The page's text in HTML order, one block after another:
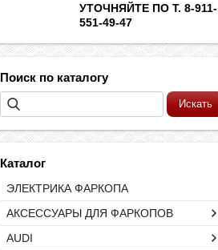
УТОЧНЯЙТЕ ПО Т. 8-911-
551-49-47
Поиск по каталогу
Каталог
ЭЛЕКТРИКА ФАРКОПА
АКСЕССУАРЫ ДЛЯ ФАРКОПОВ
AUDI